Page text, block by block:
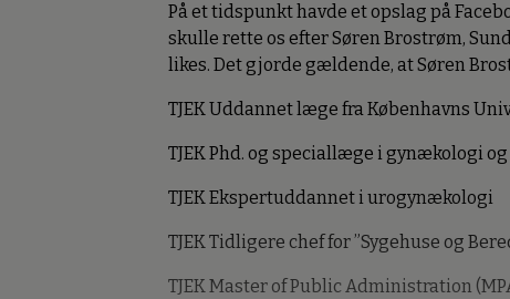
På et tidspunkt havde et opslag på
skulle rette os efter Søren Brostrøm,
likes. Det gjorde gældende, at Søren
TJEK Uddannet læge fra Københavns
TJEK Phd. og speciallæge i gynækologi
TJEK Ekspertuddannet i urogynækologi
TJEK Tidligere chef for ”Sygehuse og
TJEK Master of Public Administration